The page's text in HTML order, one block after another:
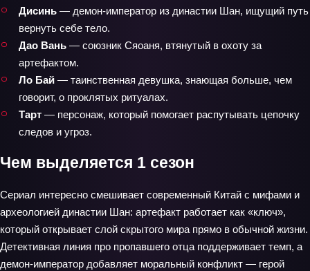
Дисинь — демон-император из династии Шан, ищущий путь
вернуть себе тело.
Дао Вань — союзник Сяоаня, втянутый в охоту за
артефактом.
Ло Бай — таинственная девушка, знающая больше, чем
говорит, о проклятых ритуалах.
Тарт — персонаж, который помогает распутывать цепочку
следов и угроз.
Чем выделяется 1 сезон
Сериал интересно смешивает современный Китай с мифами и
археологией династии Шан: артефакт работает как «ключ»,
который открывает слой скрытого мира прямо в обычной жизни.
Детективная линия про пропавшего отца поддерживает темп, а
демон-император добавляет моральный конфликт — герой